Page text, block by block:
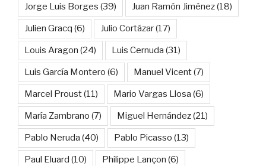
Jorge Luis Borges (39) Juan Ramón Jiménez(18)
Julien Gracq (6) Julio Cortázar(17)
Louis Aragon (24) Luis Cernuda (31)
Luis García Montero (6) Manuel Vicent(7)
Marcel Proust(11) Mario Vargas Llosa (6)
María Zambrano (7) Miguel Hernández(21)
Pablo Neruda (40) Pablo Picasso (13)
Paul Eluard (10) Philippe Lançon (6)